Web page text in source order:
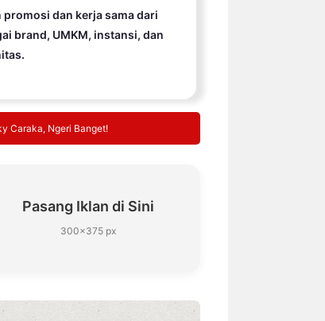
promosi dan kerja sama dari
brand, UMKM, instansi, dan
Caraka, Ngeri Banget!
Pasang Iklan di Sini
300×375 px